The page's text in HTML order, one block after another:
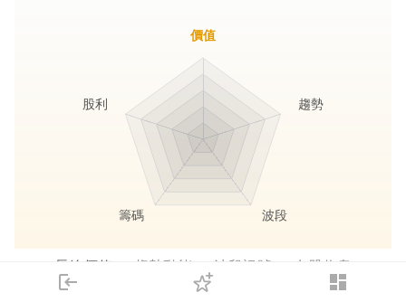
login dashboard
下單
長線價值 趨勢動能 波段訊號 存股收息
價值
趨勢
波段
籌碼
股利